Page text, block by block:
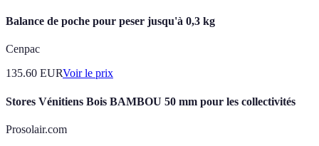
Balance de poche pour peser jusqu'à 0,3 kg
Cenpac
135.60 EURVoir le prix
Stores Vénitiens Bois BAMBOU 50 mm pour les collectivités
Prosolair.com